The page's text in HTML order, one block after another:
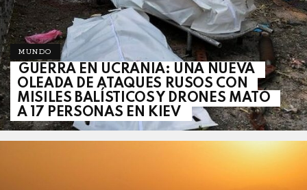
MUNDO
GUERRA EN UCRANIA: UNA NUEVA
OLEADA DE ATAQUES RUSOS CON
MISILES BALÍSTICOS Y DRONES MATÓ
A 17 PERSONAS EN KIEV